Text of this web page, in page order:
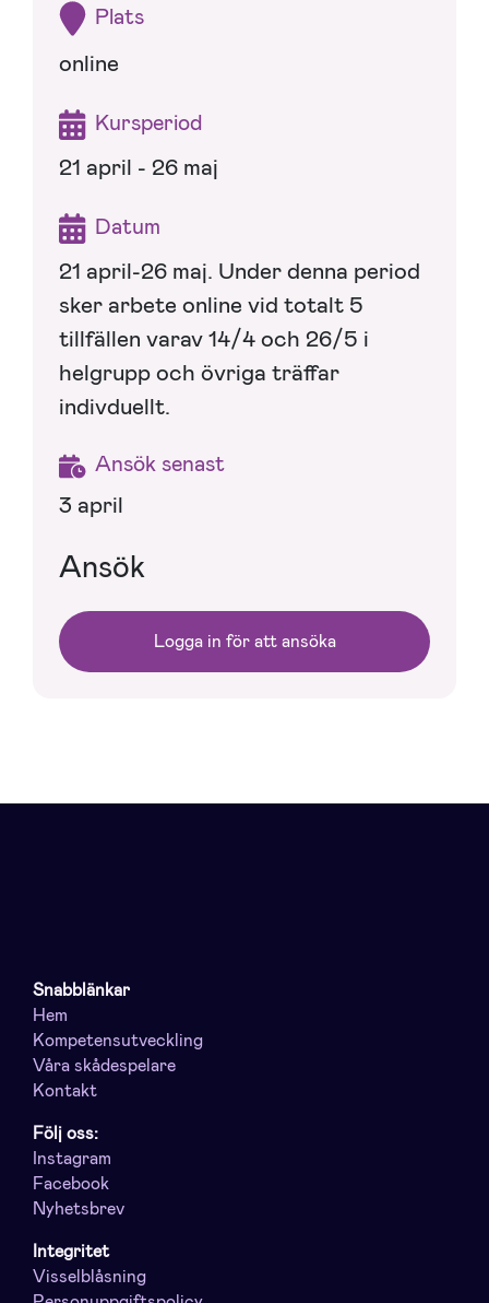
Plats
online
Kursperiod
21 april - 26 maj
Datum
21 april-26 maj. Under denna period
sker arbete online vid totalt 5
tillfällen varav 14/4 och 26/5 i
helgrupp och övriga träffar
indivduellt.
Ansök senast
3 april
Ansök
Logga in för att ansöka
Snabblänkar
Hem
Kompetensutveckling
Våra skådespelare
Kontakt
Följ oss:
Instagram
Facebook
Nyhetsbrev
Integritet
Visselblåsning